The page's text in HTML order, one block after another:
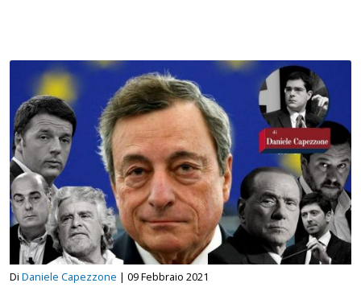
Di Daniele Capezzone | 09 Febbraio 2021